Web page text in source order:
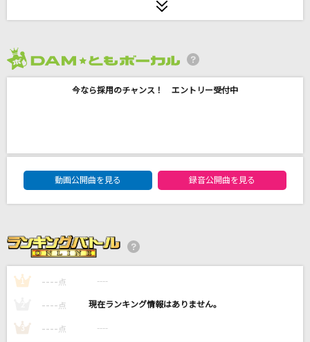
[生音]いとしのエリー
サザンオールスターズ
ケセラセラ
Habit
[生音]もう恋なんてしない
槇原敬之(Makihara)
[生音]花ふたたび
キム・ヨンジャ
今なら採用のチャンス！ エントリー受付中
DAM★ともボーカルエントリーランキング
動画公開曲を見る
録音公開曲を見る
1 ---- 点 ----
---- 点 ----
3 ---- 点 ----